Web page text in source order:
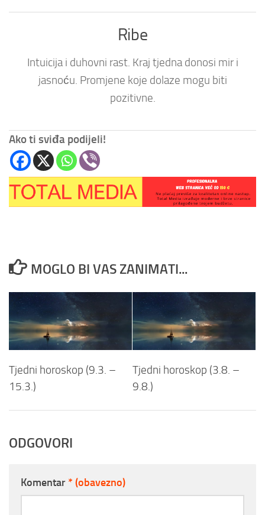
Ribe
Intuicija i duhovni rast. Kraj tjedna donosi mir i
jasnoću. Promjene koje dolaze mogu biti
pozitivne.
Ako ti sviđa podijeli!
MOGLO BI VAS ZANIMATI...
Tjedni horoskop (9.3. –
15.3.)
Tjedni horoskop (3.8. –
9.8.)
ODGOVORI
Komentar * (obavezno)